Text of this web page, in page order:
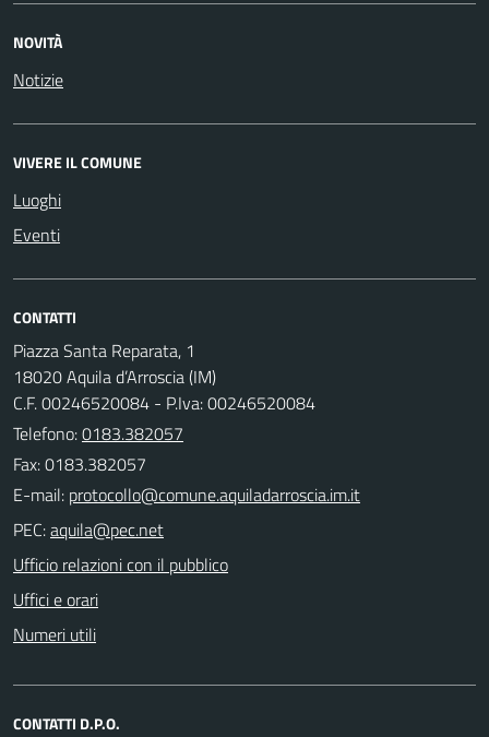
NOVITÀ
Notizie
VIVERE IL COMUNE
Luoghi
Eventi
CONTATTI
Piazza Santa Reparata, 1
18020 Aquila d’Arroscia (IM)
C.F. 00246520084 - P.Iva: 00246520084
Telefono:0183.382057
Fax: 0183.382057
E-mail:
PEC:
Ufficio relazioni con il pubblico
Uffici e orari
Numeri utili
CONTATTI D.P.O.